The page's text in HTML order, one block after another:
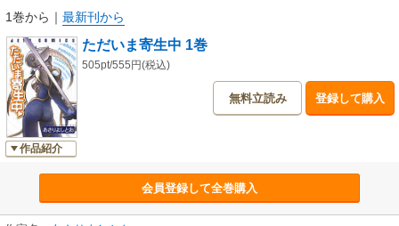
1巻から ｜ 最新刊から
作品紹介
ただいま寄生中 1巻
505pt/555円(税込)
無料立読み 登録して購入
会員登録して全巻購入